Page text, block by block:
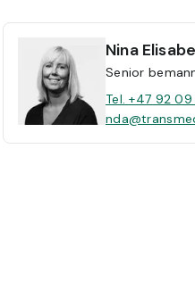
Nina
Senior
Tel. +47 92 09